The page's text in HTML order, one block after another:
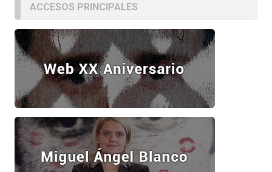
ACCESOS PRINCIPALES